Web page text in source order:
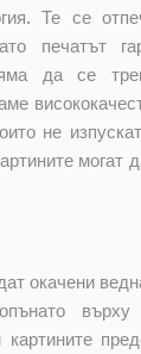
Те се
печатът
да се
не
могат
окачени